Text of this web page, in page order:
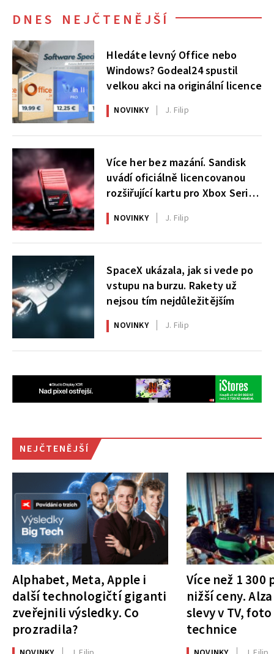
DNES NEJČTENĚJŠÍ
Hledáte levný Office nebo
Windows? Godeal24 spustil
velkou akci na originální licence
NOVINKY J. Filip
Více her bez mazání. Sandisk
uvádí oficiálně licencovanou
rozšiřující kartu pro Xbox Series
X|S
NOVINKY J. Filip
SpaceX ukázala, jak si vede po
vstupu na burzu. Rakety už
nejsou tím nejdůležitějším
NOVINKY J. Filip
NEJČTENĚJŠÍ
Alphabet, Meta, Apple i
další technologičtí giganti
zveřejnili výsledky. Co
prozradila?
Více než 1
nižší ceny.
slevy v TV,
technice